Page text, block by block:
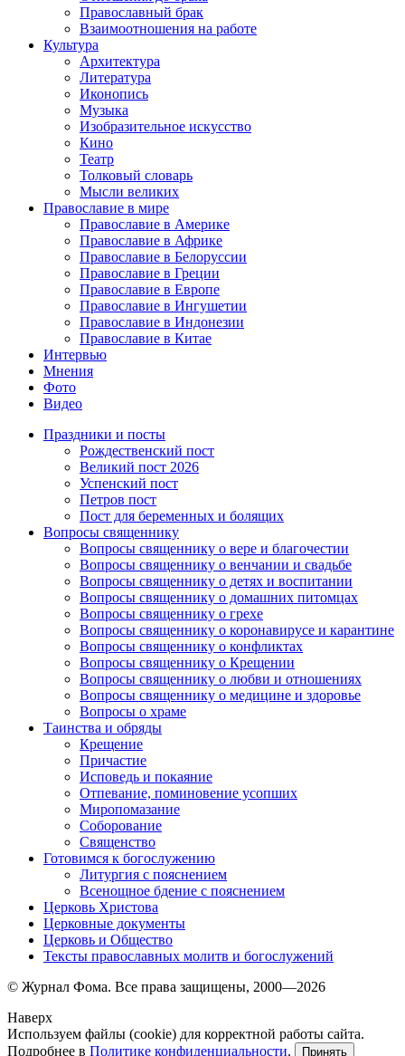
Православный брак
Взаимоотношения на работе
Культура
Архитектура
Литература
Иконопись
Музыка
Изобразительное искусство
Кино
Театр
Толковый словарь
Мысли великих
Православие в мире
Православие в Америке
Православие в Африке
Православие в Белоруссии
Православие в Греции
Православие в Европе
Православие в Ингушетии
Православие в Индонезии
Православие в Китае
Интервью
Мнения
Фото
Видео
Праздники и посты
Рождественский пост
Великий пост 2026
Успенский пост
Петров пост
Пост для беременных и болящих
Вопросы священнику
Вопросы священнику о вере и благочестии
Вопросы священнику о венчании и свадьбе
Вопросы священнику о детях и воспитании
Вопросы священнику о домашних питомцах
Вопросы священнику о грехе
Вопросы священнику о коронавирусе и карантине
Вопросы священнику о конфликтах
Вопросы священнику о Крещении
Вопросы священнику о любви и отношениях
Вопросы священнику о медицине и здоровье
Вопросы о храме
Таинства и обряды
Крещение
Причастие
Исповедь и покаяние
Отпевание, поминовение усопших
Миропомазание
Соборование
Священство
Готовимся к богослужению
Литургия с пояснением
Всенощное бдение с пояснением
Церковь Христова
Церковные документы
Церковь и Общество
Тексты православных молитв и богослужений
© Журнал Фома. Все права защищены, 2000—2026
Наверх
Используем файлы (cookie) для корректной работы сайта.
Подробнее в Политике конфиденциальности. Принять